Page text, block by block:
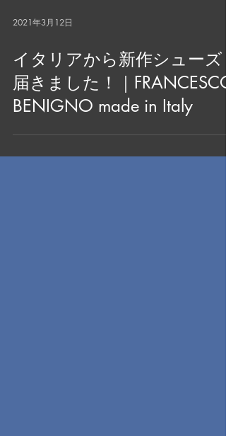
イタリアから新作シューズ
届きました！｜FRANCESCO
BENIGNO made in Italy